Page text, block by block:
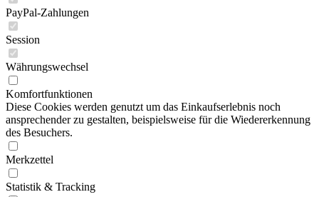
PayPal-Zahlungen
Session
Währungswechsel
Komfortfunktionen
Diese Cookies werden genutzt um das Einkaufserlebnis noch
ansprechender zu gestalten, beispielsweise für die Wiedererkennung
des Besuchers.
Merkzettel
Statistik & Tracking